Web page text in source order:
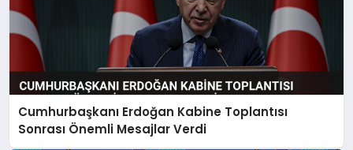
Cumhurbaşkanı Erdoğan Kabine Toplantısı
Sonrası Önemli Mesajlar Verdi